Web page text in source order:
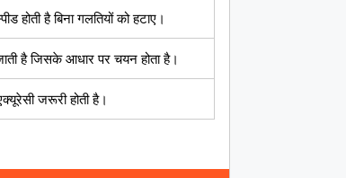
है बिना गलतियों को हटाए।
है जिसके आधार पर चयन होता है।
जरूरी होती है।